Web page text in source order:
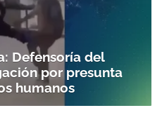
Defensoría del
por presunta
humanos